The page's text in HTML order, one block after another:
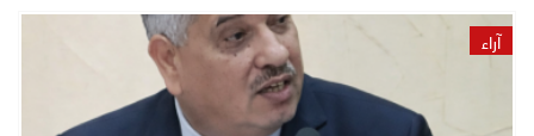
آراء